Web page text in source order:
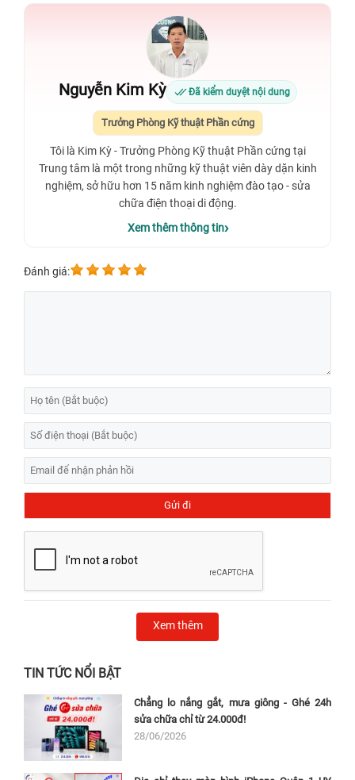
Nguyễn Kim Kỳ Đã kiểm duyệt nội dung
Trưởng Phòng Kỹ thuật Phần cứng
Tôi là Kim Kỳ - Trưởng Phòng Kỹ thuật Phần cứng tại
Trung tâm là một trong những kỹ thuật viên dày dặn kinh
nghiệm, sở hữu hơn 15 năm kinh nghiệm đào tạo - sửa
chữa điện thoại di động.
Xem thêm thông tin
Đánh giá:
Xem thêm
TIN TỨC NỔI BẬT
Chẳng lo nắng gắt, mưa giông - Ghé 24h
sửa chữa chỉ từ 24.000đ!
28/06/2026